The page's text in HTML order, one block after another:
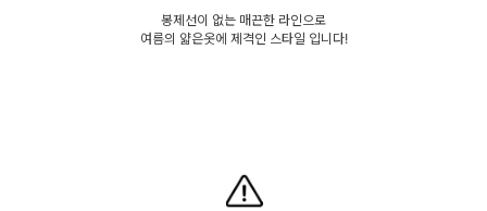
봉제선이 없는 매끈한 라인으로
여름의 얇은옷에 제격인 스타일 입니다!